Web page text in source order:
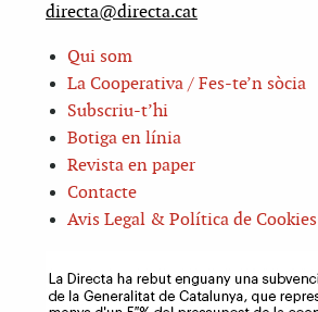
directa@directa.cat
Qui som
La Cooperativa / Fes-te’n sòcia
Subscriu-t’hi
Botiga en línia
Revista en paper
Contacte
Avis Legal & Política de Cookies